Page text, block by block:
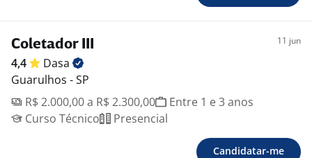
Coletador III 11 jun
4,4
Dasa
Guarulhos - SP
R$ 2.000,00 a R$ 2.300,00
Entre 1 e 3 anos
Curso Técnico
Presencial
Candidatar-me